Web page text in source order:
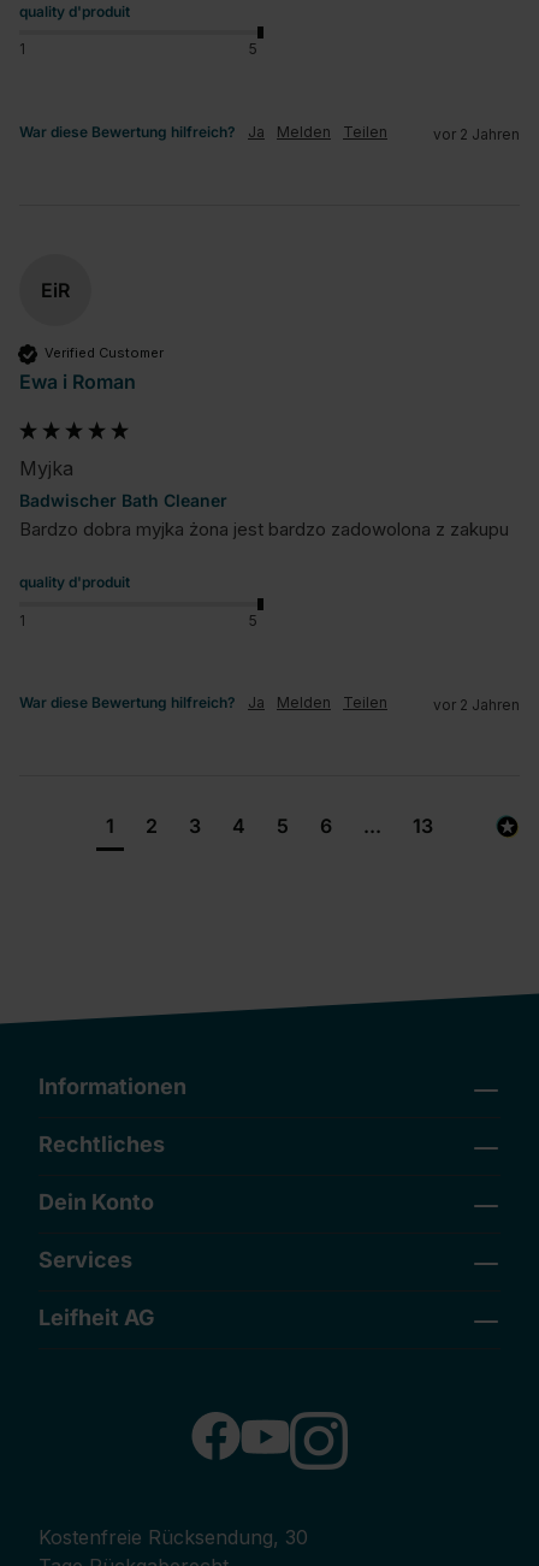
quality d'produit
1 5
War diese Bewertung hilfreich? Ja Melden Teilen vor 2 Jahren
EiR
Verified Customer
Ewa i Roman
Myjka
Badwischer Bath Cleaner
Bardzo dobra myjka żona jest bardzo zadowolona z zakupu
quality d'produit
1 5
War diese Bewertung hilfreich? Ja Melden Teilen vor 2 Jahren
1 2 3 4 5 6 ... 13
Informationen
Rechtliches
Dein Konto
Services
Leifheit AG
Kostenfreie Rücksendung, 30